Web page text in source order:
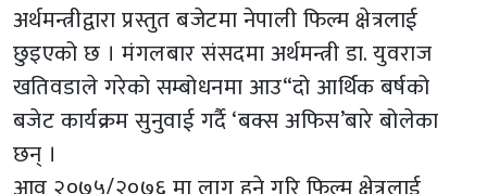
अर्थमन्त्रीद्वारा प्रस्तुत बजेटमा नेपाली फिल्म क्षेत्रलाई
छुइएको छ । मंगलबार संसदमा अर्थमन्त्री डा. युवराज
खतिवडाले गरेको सम्बोधनमा आउ“दो आर्थिक बर्षको
बजेट कार्यक्रम सुनुवाई गर्दै ‘बक्स अफिस’बारे बोलेका
छन् ।